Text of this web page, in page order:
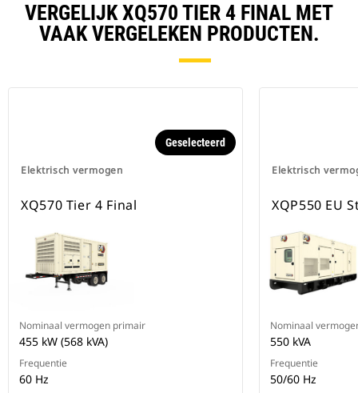
VERGELIJK XQ570 TIER 4 FINAL MET
VAAK VERGELEKEN PRODUCTEN.
Elektrisch vermogen
Geselecteerd
XQ570 Tier 4 Final
Nominaal vermogen primair
455 kW (568 kVA)
Frequentie
60 Hz
Elektrisch
XQP550 EU
Nominaal
550 kVA
Frequentie
50/60 Hz